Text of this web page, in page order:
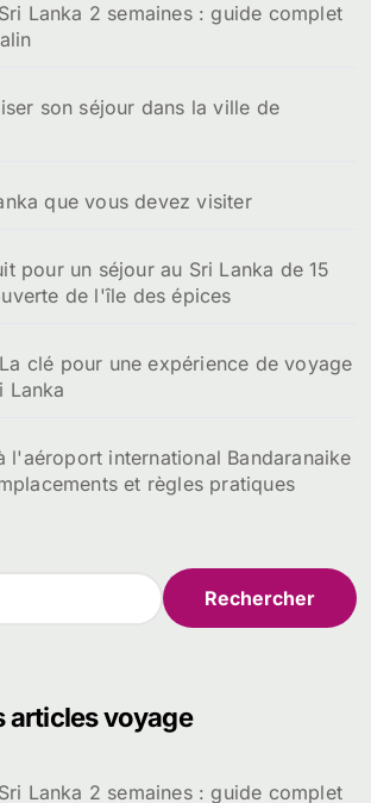
Lanka 2 semaines : guide complet
son séjour dans la ville de
que vous devez visiter
pour un séjour au Sri Lanka de 15
de l'île des épices
clé pour une expérience de voyage
Lanka
l'aéroport international Bandaranaike
et règles pratiques
articles voyage
Lanka 2 semaines : guide complet